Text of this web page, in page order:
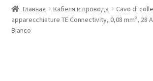
Виды доставки
Главная Кабеля и провода
Cavo di
apparecchiature TE Connectivity, 0,08 mm², 28
Bianco